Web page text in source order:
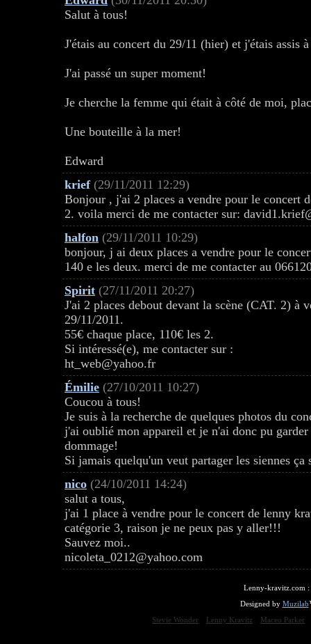
Salut à tous!
J'étais au concert du 29/11 (hier) et j'étais assis
J'ai passé un super moment!
Je cherche la femme qui était à côté de moi,
Une bouteille à la mer!
Edward
krief (29/11/2011 12:29)
Bonjour , j'ai 2 places a vendre pour le concert
2. voila merci de me contacter sur:
halfon (29/11/2011 10:29)
bonjour, j ai deux places a vendre pour le
140 e les deux. merci de me contacter au
Spirit (27/11/2011 20:27)
J'ai 2 places debout devant la scène (CAT. 2) à
29/11/2011.
55€ chaque place, 110€ les 2.
Si intéressé(e), me contacter sur :
ht_web@yahoo.fr
Émilie (27/10/2011 10:27)
Coucou à tous!
Je suis à la recherche de quelques photos du
j'ai oublié mon appareil et je n'ai donc pu
dommage!
Si jamais quelqu'un veut partager les siennes
nico (24/10/2011 14:24)
salut a tous,
j'ai 1 place à vendre pour le concert de lenny
catégorie 3, raison je ne peux pas y aller!!!
Sauvez moi..
nicoleta_0212@yahoo.com
Lenny-kravitz.com :
Designed by Muzilab
Stevie Wonder
Lenny Kravitz Maceo Parker